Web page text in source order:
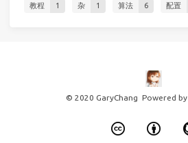
教程 1 杂 1 算法 6 配置
© 2020 GaryChang Powered by